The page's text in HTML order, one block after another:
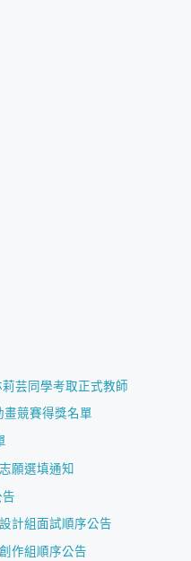
芸同學考取正式教師
畫競賽得獎名單
願選填通知
計組面試順序公告
作組順序公告